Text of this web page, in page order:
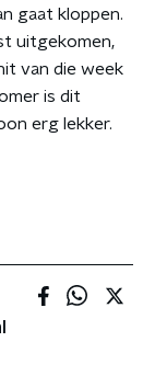
gaat kloppen.
uitgekomen,
van die week
is dit
erg lekker.